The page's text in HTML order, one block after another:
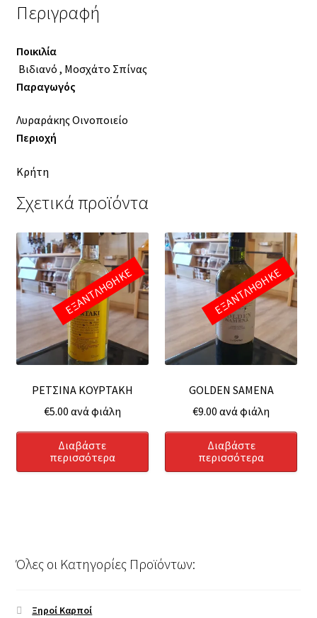
Περιγραφή
Ποικιλία
Βιδιανό , Μοσχάτο Σπίνας
Παραγωγός
Λυραράκης Οινοποιείο
Περιοχή
Κρήτη
Σχετικά προϊόντα
ΡΕΤΣΙΝΑ ΚΟΥΡΤΑΚΗ
€5.00 ανά φιάλη
Διαβάστε
περισσότερα
ΕΞΑΝΤΛΗΘΗΚΕ
GOLDEN SAMENA
€9.00 ανά φιάλη
Διαβάστε
περισσότερα
ΕΞΑΝΤΛΗΘΗΚΕ
Όλες οι Κατηγορίες Προϊόντων:
Ξηροί Καρποί